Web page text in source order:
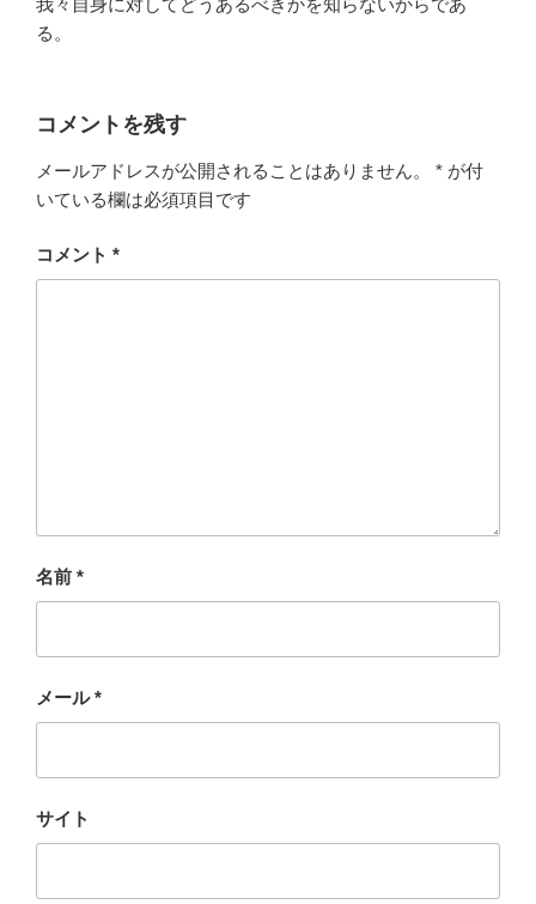
る。
コメントを残す
メールアドレスが公開されることはありません。 * が付
いている欄は必須項目です
コメント *
名前 *
メール*
サイト